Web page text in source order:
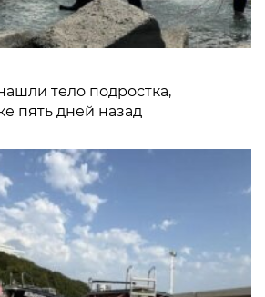
тело подростка,
пять дней назад